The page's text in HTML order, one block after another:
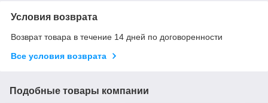
Условия возврата
Возврат товара в течение 14 дней по договоренности
Все условия возврата
Подобные товары компании